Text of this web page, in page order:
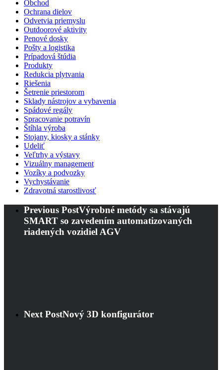
Obchod
Ochrana dielov
Odvetvia priemyslu
Outdoorové aktivity
Penové dosky
Pošty a logistika
Prípadová štúdia
Produkty
Redukcia plytvania
Riešenia
Šetrenie priestorom
Sklady nástrojov a vybavenia
Spádové regály
Spracovanie potravín
Štíhla výroba
Stojany, kiosky a stánky
Udeliť
Veľtrhy a výstavy
Vizuálny management
Vozíky a podvozky
Vychystávanie
Zdravotná starostlivosť
Previous PostVýrobné metódy sa stávajú
SMART so zavedením automatizovaných
riadených vozidiel AGV
Next PostNový 3D konfigurátor